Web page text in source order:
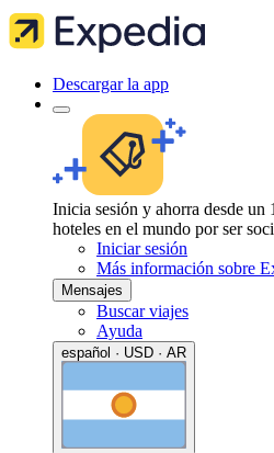
Descargar la app
Inicia sesión y ahorra desde un
hoteles en el mundo por ser
Iniciar sesión
Más información sobre
Mensajes
Buscar viajes
Ayuda
español · USD · AR